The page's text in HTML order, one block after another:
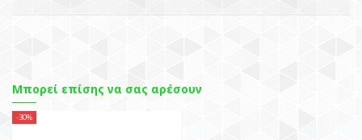
Μπορεί επίσης να σας αρέσουν
-30%